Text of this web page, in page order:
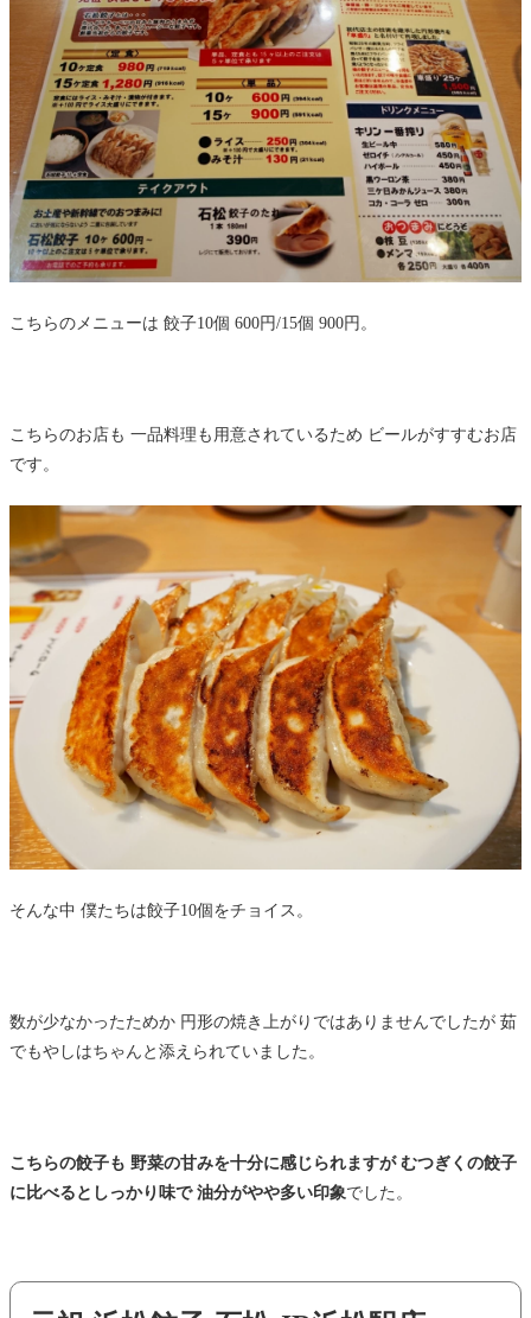
こちらのメニューは 餃子10個 600円/15個 900円。
こちらのお店も 一品料理も用意されているため ビールがすすむお店
です。
そんな中 僕たちは餃子10個をチョイス。
数が少なかったためか 円形の焼き上がりではありませんでしたが 茹
でもやしはちゃんと添えられていました。
こちらの餃子も 野菜の甘みを十分に感じられますが むつぎくの餃子
に比べるとしっかり味で 油分がやや多い印象でした。